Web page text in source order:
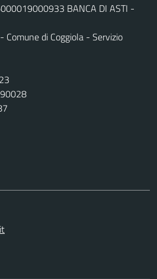
BANCA DI ASTI -
Comune di Coggiola - Servizio